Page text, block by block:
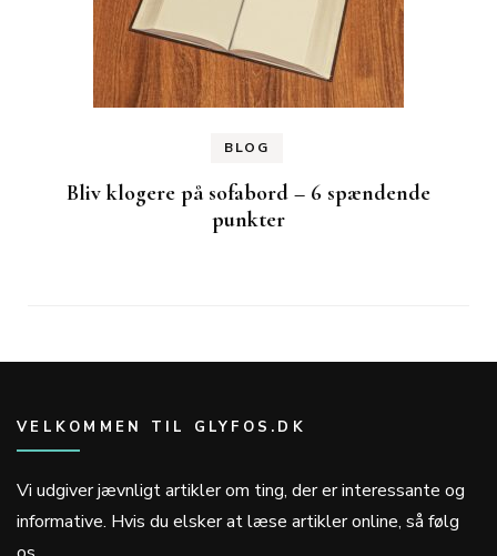
BLOG
Bliv klogere på sofabord – 6 spændende
punkter
VELKOMMEN TIL GLYFOS.DK
Vi udgiver jævnligt artikler om ting, der er interessante og
informative. Hvis du elsker at læse artikler online, så følg